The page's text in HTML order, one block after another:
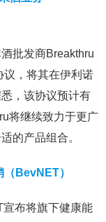
批发商Breakthru
议，将其在伊利诺
，该协议预计有
将继续致力于更广
的产品组合。
BevNET）
布将旗下健康能